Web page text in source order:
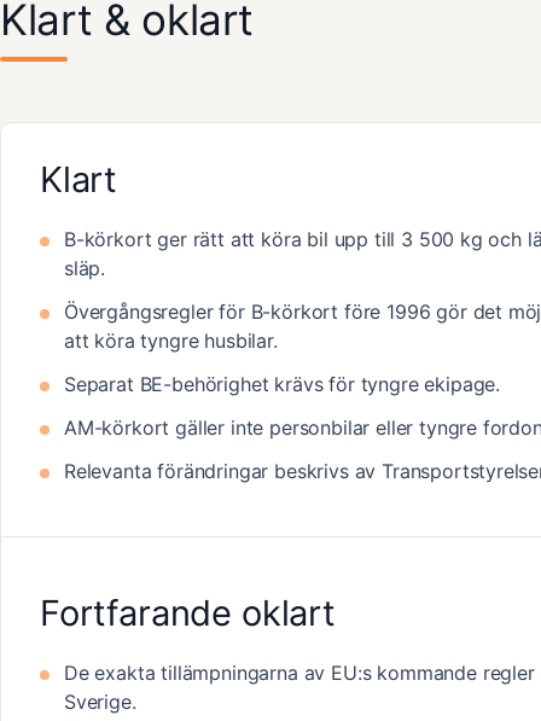
Klart & oklart
Klart
B-körkort ger rätt att köra bil upp till 3 500 kg och
släp.
Övergångsregler för B-körkort före 1996 gör det
att köra tyngre husbilar.
Separat BE-behörighet krävs för tyngre ekipage.
AM-körkort gäller inte personbilar eller tyngre
Relevanta förändringar beskrivs av
Fortfarande oklart
De exakta tillämpningarna av EU:s kommande regler
Sverige.